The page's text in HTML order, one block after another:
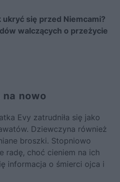
ukryć się przed Niemcami?
walczących o przeżycie
nowo
Evy zatrudniła się jako
Dziewczyna również
broszki. Stopniowo
radę, choć cieniem na ich
informacja o śmierci ojca i